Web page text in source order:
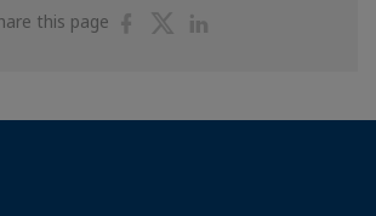
this page
ShareShare